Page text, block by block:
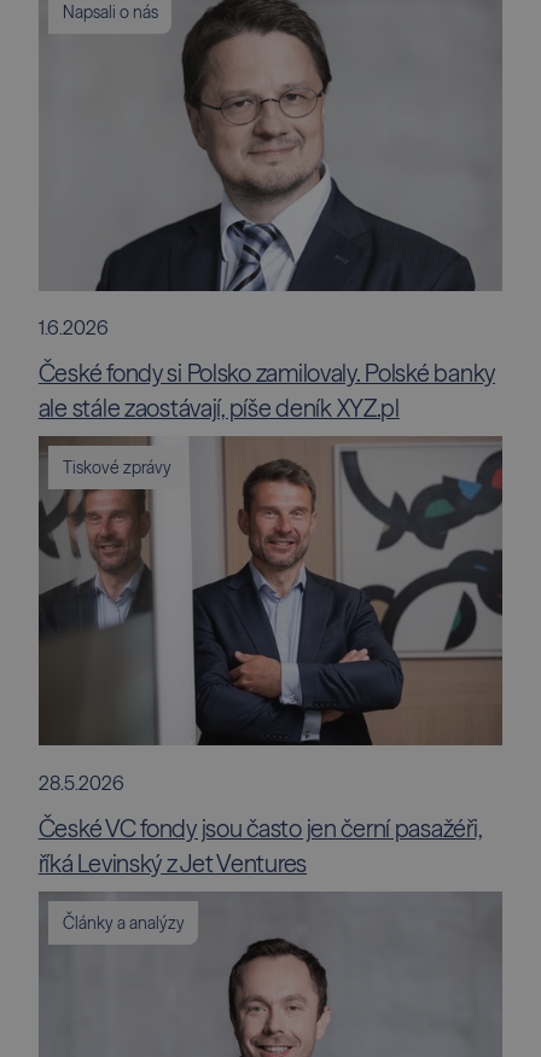
Napsali o nás
1.6.2026
České fondy si Polsko zamilovaly. Polské banky
ale stále zaostávají, píše deník XYZ.pl
Tiskové zprávy
28.5.2026
České VC fondy jsou často jen černí pasažéři,
říká Levinský z Jet Ventures
Články a analýzy